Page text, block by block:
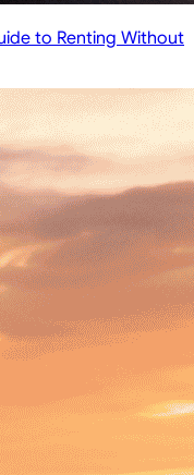
to Renting Without